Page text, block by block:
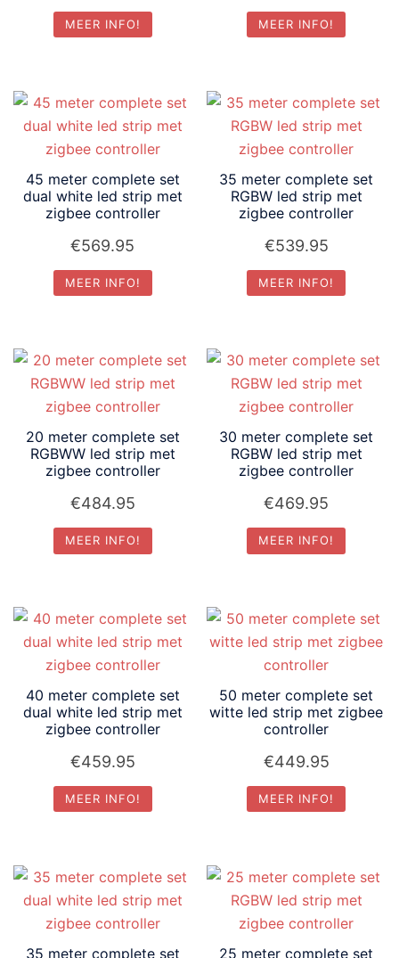
MEER INFO! MEER INFO!
45 meter complete set
dual white led strip met
zigbee controller
€569.95
MEER INFO!
35 meter complete set
RGBW led strip met
zigbee controller
€539.95
MEER INFO!
20 meter complete set
RGBWW led strip met
zigbee controller
€484.95
MEER INFO!
30 meter complete set
RGBW led strip met
zigbee controller
€469.95
MEER INFO!
40 meter complete set
dual white led strip met
zigbee controller
€459.95
MEER INFO!
50 meter complete set
witte led strip met zigbee
controller
€449.95
MEER INFO!
35 meter complete set 25 meter complete set